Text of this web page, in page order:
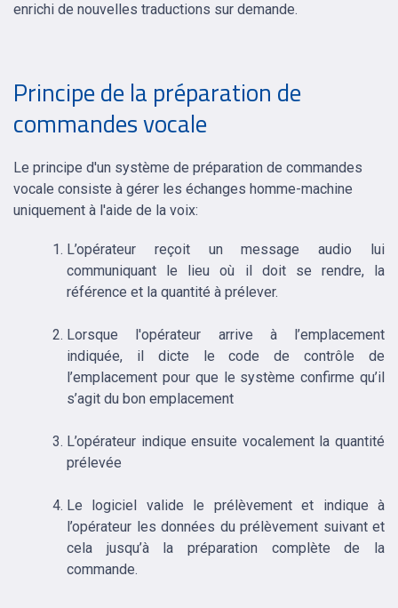
enrichi de nouvelles traductions sur demande.
Principe de la préparation de
commandes vocale
Le principe d'un système de préparation de commandes
vocale consiste à gérer les échanges homme-machine
uniquement à l'aide de la voix:
L’opérateur reçoit un message audio lui
communiquant le lieu où il doit se rendre, la
référence et la quantité à prélever.
Lorsque l'opérateur arrive à l’emplacement
indiquée, il dicte le code de contrôle de
l’emplacement pour que le système confirme qu’il
s’agit du bon emplacement
L’opérateur indique ensuite vocalement la quantité
prélevée
Le logiciel valide le prélèvement et indique à
l’opérateur les données du prélèvement suivant et
cela jusqu’à la préparation complète de la
commande.